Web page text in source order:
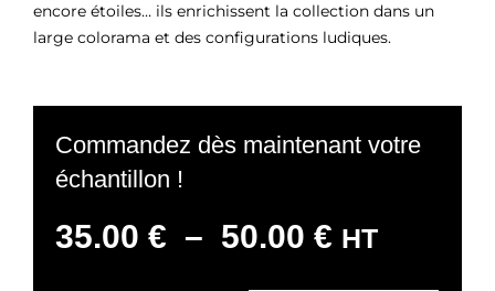
encore étoiles… ils enrichissent la collection dans un
large colorama et des configurations ludiques.
Commandez dès maintenant votre
échantillon !
35.00 € – 50.00 €Plage
HT